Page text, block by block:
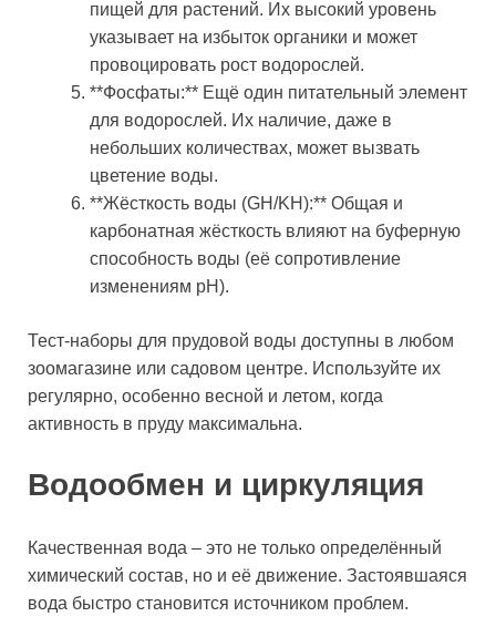
пищей для растений. Их высокий уровень
указывает на избыток органики и может
провоцировать рост водорослей.
**Фосфаты:** Ещё один питательный элемент
для водорослей. Их наличие, даже в
небольших количествах, может вызвать
цветение воды.
**Жёсткость воды (GH/KH):** Общая и
карбонатная жёсткость влияют на буферную
способность воды (её сопротивление
изменениям pH).
Тест-наборы для прудовой воды доступны в любом
зоомагазине или садовом центре. Используйте их
регулярно, особенно весной и летом, когда
активность в пруду максимальна.
Водообмен и циркуляция
Качественная вода – это не только определённый
химический состав, но и её движение. Застоявшаяся
вода быстро становится источником проблем.